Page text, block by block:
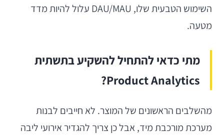
השימוש הטבעית שלו, DAU/MAU עלול להיות מדד
מטעה.
מתי כדאי להתחיל להשקיע בתשתית
Product Analytics?
מהשלבים הראשונים של המוצר. לא חייבים לבנות
מערכת מורכבת מיד, אבל כן צריך להגדיר אירועי ליבה